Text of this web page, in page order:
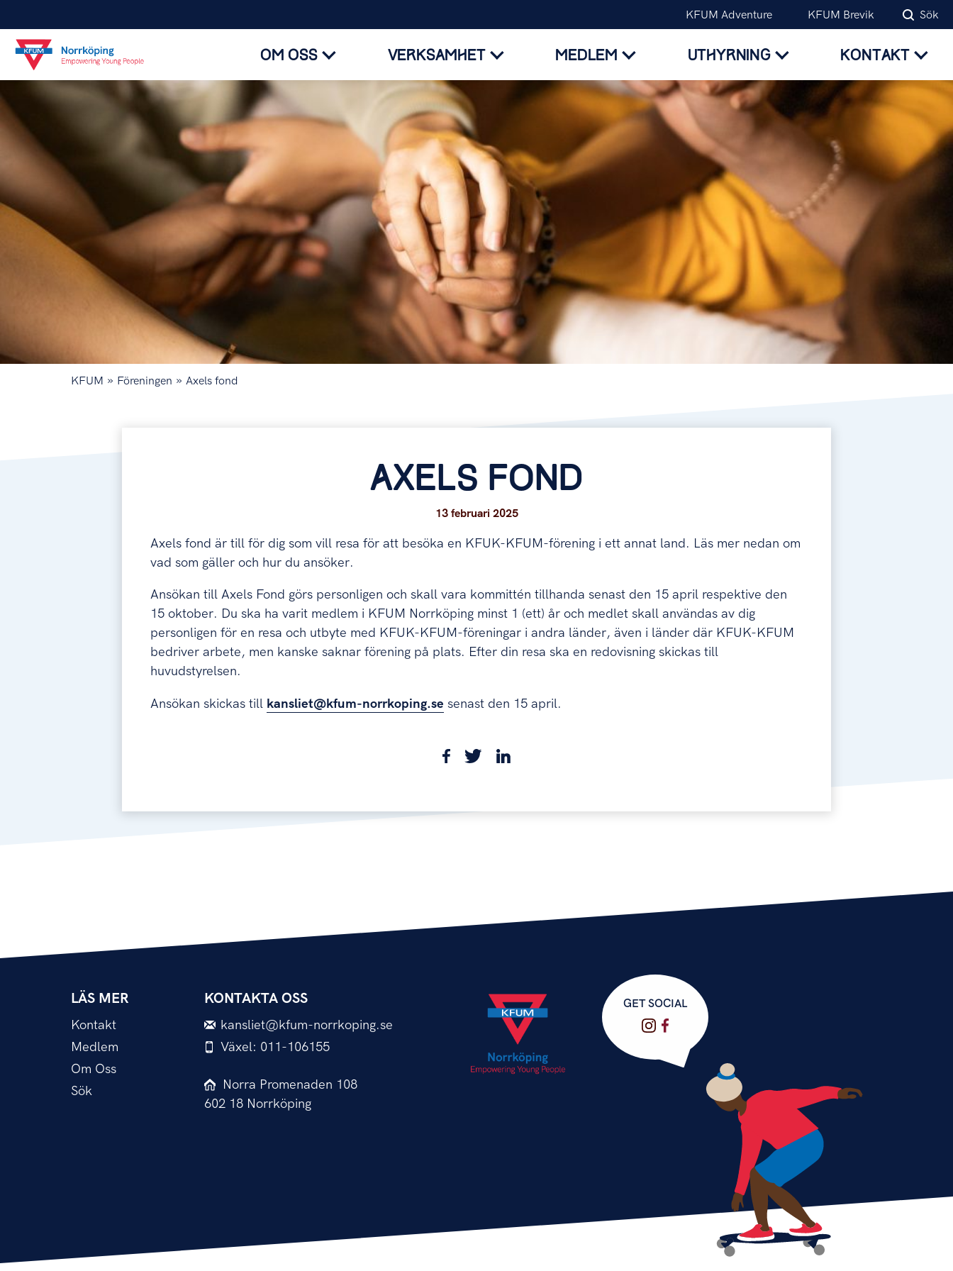
KFUM Adventure KFUM Brevik Sök
OM OSS VERKSAMHET MEDLEM UTHYRNING KONTAKT
KFUM » Föreningen » Axels fond
AXELS FOND
13 februari 2025
Axels fond är till för dig som vill resa för att besöka en KFUK-KFUM-förening i ett annat land. Läs mer nedan om
vad som gäller och hur du ansöker.
Ansökan till Axels Fond görs personligen och skall vara kommittén tillhanda senast den 15 april respektive den
15 oktober. Du ska ha varit medlem i KFUM Norrköping minst 1 (ett) år och medlet skall användas av dig
personligen för en resa och utbyte med KFUK-KFUM-föreningar i andra länder, även i länder där KFUK-KFUM
bedriver arbete, men kanske saknar förening på plats. Efter din resa ska en redovisning skickas till
huvudstyrelsen.
Ansökan skickas till kansliet@kfum-norrkoping.se senast den 15 april.
LÄS MER
Kontakt
Medlem
Om Oss
Sök
KONTAKTA OSS
kansliet@kfum-norrkoping.se
Växel: 011-106155
Norra Promenaden 108
602 18 Norrköping
GET SOCIAL